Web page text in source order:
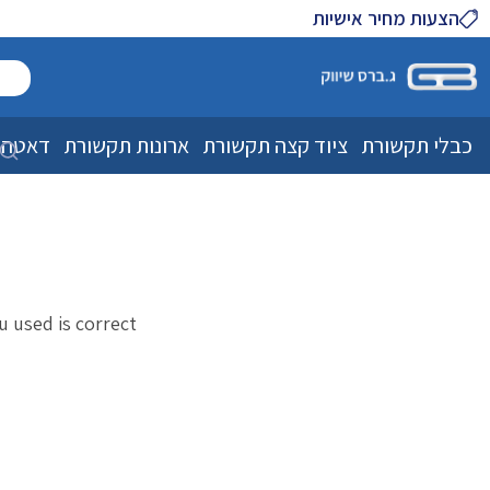
הצעות מחיר אישיות
כבלי תקשורת ציוד קצה תקשורת ארונות תקשורת
used is correct.